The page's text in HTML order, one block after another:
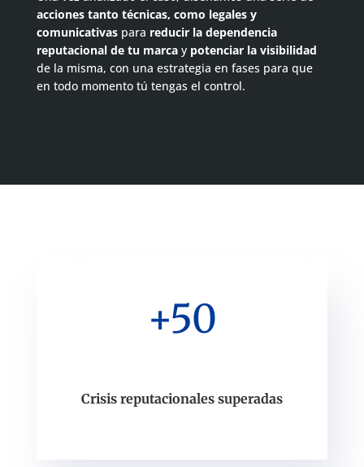
acciones tanto técnicas, como legales y
comunicativaspara reducir la dependencia
reputacional de tu marcay potenciar la visibilidad
de la misma, con una estrategia en fases para que
en todo momento tú tengas el control.
+50
Crisis reputacionales superadas